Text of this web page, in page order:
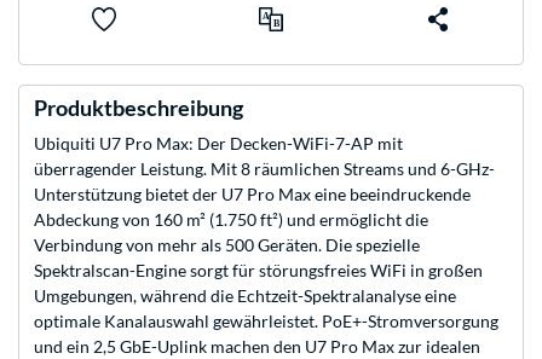
Produktbeschreibung
Ubiquiti U7 Pro Max: Der Decken-WiFi-7-AP mit
überragender Leistung. Mit 8 räumlichen Streams und 6-GHz-
Unterstützung bietet der U7 Pro Max eine beeindruckende
Abdeckung von 160 m² (1.750 ft²) und ermöglicht die
Verbindung von mehr als 500 Geräten. Die spezielle
Spektralscan-Engine sorgt für störungsfreies WiFi in großen
Umgebungen, während die Echtzeit-Spektralanalyse eine
optimale Kanalauswahl gewährleistet. PoE+-Stromversorgung
und ein 2,5 GbE-Uplink machen den U7 Pro Max zur idealen